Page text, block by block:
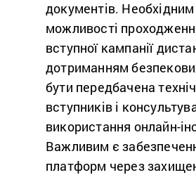
документів.
можливості
вступної кампанії
дотриманням
бути передбачена
вступників і
використання онлайн-
Важливим є
платформ через